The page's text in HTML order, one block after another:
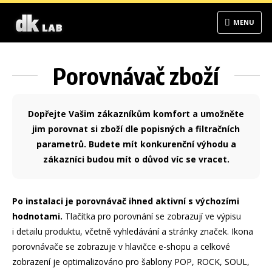
MENU
Porovnávač zboží
Dopřejte Vašim zákazníkům komfort a umožněte
jim porovnat si zboží dle popisných a filtračních
parametrů. Budete mít konkurenční výhodu a
zákazníci budou mít o důvod víc se vracet.
Po instalaci je porovnávač ihned aktivní s výchozími
hodnotami. Tlačítka pro porovnání se zobrazují ve výpisu
i detailu produktu, včetně vyhledávání a stránky značek. Ikona
porovnávače se zobrazuje v hlavičce e-shopu a celkové
zobrazení je optimalizováno pro šablony POP, ROCK, SOUL,